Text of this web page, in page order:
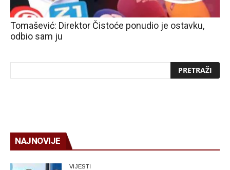
Tomašević: Direktor Čistoće ponudio je ostavku,
odbio sam ju
NAJNOVIJE
VIJESTI